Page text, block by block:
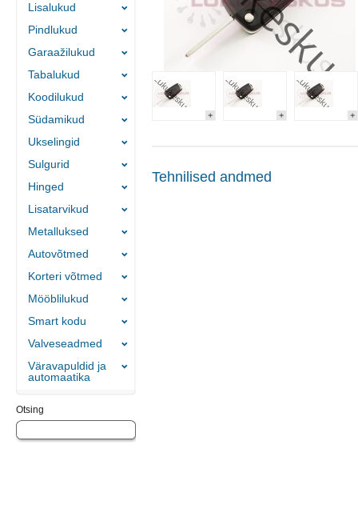
Tehnilised andmed
Lisalukud
Pindlukud
Garaažilukud
Tabalukud
Koodilukud
Südamikud
Ukselingid
Sulgurid
Hinged
Lisatarvikud
Metalluksed
Autovõtmed
Korteri võtmed
Mööblilukud
Smart kodu
Valveseadmed
Väravapuldid ja
automaatika
Otsing